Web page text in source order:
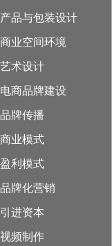
产品与包装设计
商业空间环境
艺术设计
电商品牌建设
品牌传播
商业模式
盈利模式
品牌化营销
引进资本
视频制作